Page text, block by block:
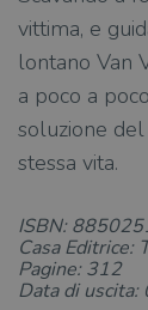
vittima, e
lontano Van
a poco a
soluzione
stessa vita.
ISBN:
Casa Editrice:
Pagine: 312
Data di